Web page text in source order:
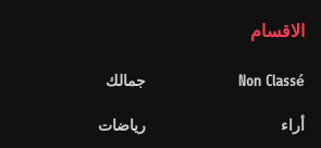
الاقسام
Non Classé
أراء
جمالك
رياضات